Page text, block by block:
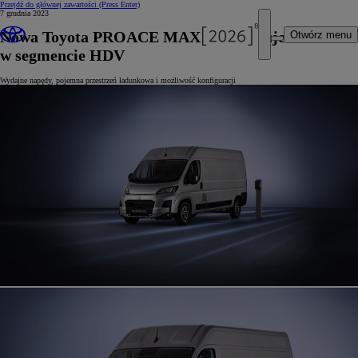
Przejdź do głównej zawartości (Press Enter)
Otwórz menu
7 grudnia 2023
Nowa Toyota PROACE MAX zadebiutuje
w segmencie HDV
Wydajne napędy, pojemna przestrzeń ładunkowa i możliwość konfiguracji